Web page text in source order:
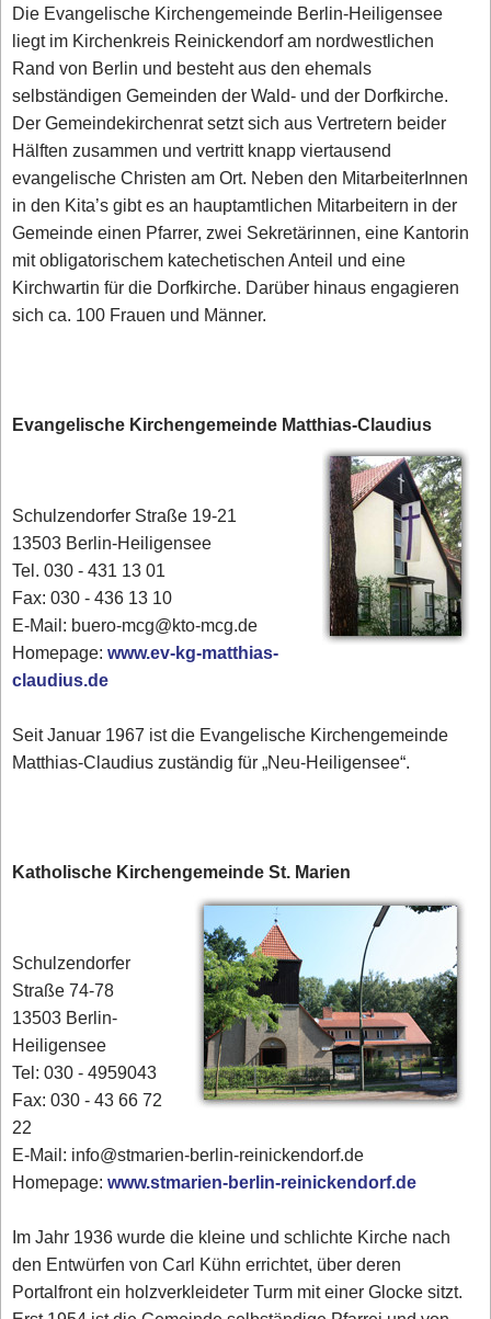
Die Evangelische Kirchengemeinde Berlin-Heiligensee
liegt im Kirchenkreis Reinickendorf am nordwestlichen
Rand von Berlin und besteht aus den ehemals
selbständigen Gemeinden der Wald- und der Dorfkirche.
Der Gemeindekirchenrat setzt sich aus Vertretern beider
Hälften zusammen und vertritt knapp viertausend
evangelische Christen am Ort. Neben den MitarbeiterInnen
in den Kita’s gibt es an hauptamtlichen Mitarbeitern in der
Gemeinde einen Pfarrer, zwei Sekretärinnen, eine Kantorin
mit obligatorischem katechetischen Anteil und eine
Kirchwartin für die Dorfkirche. Darüber hinaus engagieren
sich ca. 100 Frauen und Männer.
Evangelische Kirchengemeinde Matthias-Claudius
Schulzendorfer Straße 19-21
13503 Berlin-Heiligensee
Tel. 030 - 431 13 01
Fax: 030 - 436 13 10
E-Mail: buero-mcg@kto-mcg.de
Homepage:www.ev-kg-matthias-
claudius.de
Seit Januar 1967 ist die Evangelische Kirchengemeinde
Matthias-Claudius zuständig für „Neu-Heiligensee“.
Katholische Kirchengemeinde St. Marien
Schulzendorfer
Straße 74-78
13503 Berlin-
Heiligensee
Tel: 030 - 4959043
Fax: 030 - 43 66 72
22
E-Mail: info@stmarien-berlin-reinickendorf.de
Homepage:www.stmarien-berlin-reinickendorf.de
Im Jahr 1936 wurde die kleine und schlichte Kirche nach
den Entwürfen von Carl Kühn errichtet, über deren
Portalfront ein holzverkleideter Turm mit einer Glocke sitzt.